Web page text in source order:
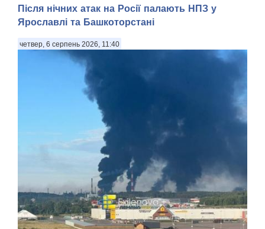
Після нічних атак на Росії палають НПЗ у
Ярославлі та Башкоторстані
четвер, 6 серпень 2026, 11:40